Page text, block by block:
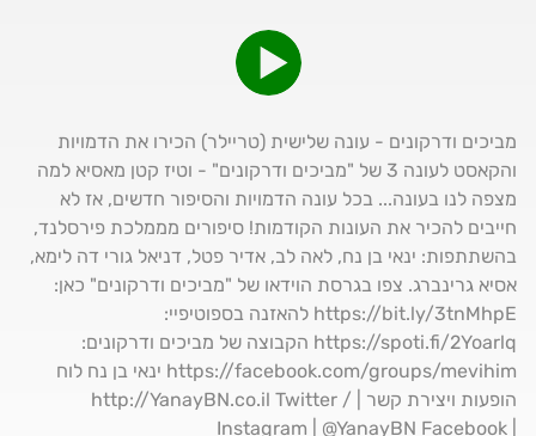
מביכים ודרקונים - עונה שלישית (טריילר) הכירו את הדמויות
והקאסט לעונה 3 של "מביכים ודרקונים" - וטיז קטן מאסיא למה
מצפה לנו בעונה... בכל עונה הדמויות והסיפור חדשים, אז לא
חייבים להכיר את העונות הקודמות! סיפורים מממלכת פירסלנד,
בהשתתפות: ינאי בן נח, לאה לב, אדיר פטל, דניאל גורי דה לימא,
אסיא גרינברג. צפו בגרסת הוידאו של "מביכים ודרקונים" כאן:
https://bit.ly/3tnMhpE להאזנה בספוטיפיי:
https://spoti.fi/2Yoarlq הקבוצה של מביכים ודרקונים:
https://facebook.com/groups/mevihim ינאי בן נח לוח
הופעות ויצירת קשר | http://YanayBN.co.il Twitter /
Instagram | @YanayBN Facebook |